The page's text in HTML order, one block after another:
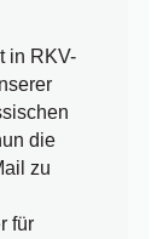
in RKV-
die
zu
für